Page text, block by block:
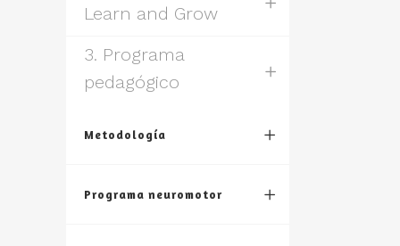
Learn and Grow
3. Programa
pedagógico
Metodología
Programa neuromotor